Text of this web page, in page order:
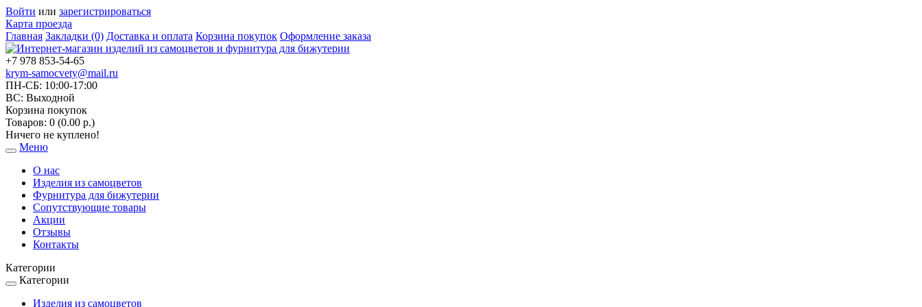
Войти или зарегистрироваться
Карта проезда
Главная Закладки (0) Доставка и оплата Корзина покупок Оформление заказа
+7 978 853-54-65
krym-samocvety@mail.ru
ПН-СБ: 10:00-17:00
ВС: Выходной
Корзина покупок
Товаров: 0 (0.00 р.)
Ничего не куплено!
Toggle
navigation
Меню
О нас
Изделия из самоцветов
Фурнитура для бижутерии
Сопутствующие товары
Акции
Отзывы
Контакты
Категории
Toggle
navigation
Категории
Изделия из самоцветов